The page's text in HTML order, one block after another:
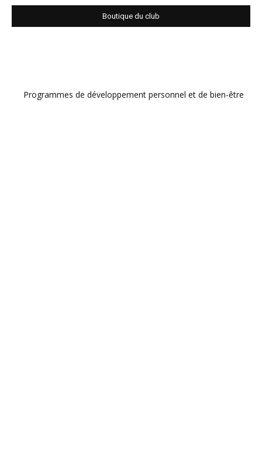
Boutique du club
Programmes de développement personnel et de bien-être